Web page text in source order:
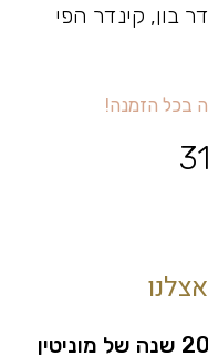
בון, קינדר הפי
ה בכל הזמנה!